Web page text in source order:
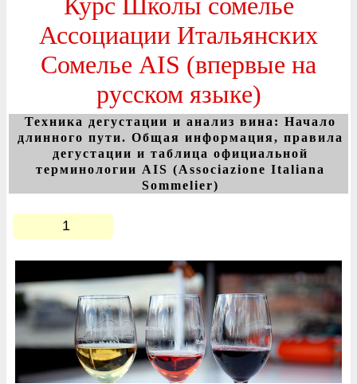
Ассоциации Итальянских
Сомелье AIS (впервые на
русском языке)
Техника дегустации и анализ вина: Начало
длинного пути. Общая информация, правила
дегустации и таблица официальной
терминологии AIS (Associazione Italiana
Sommelier)
1